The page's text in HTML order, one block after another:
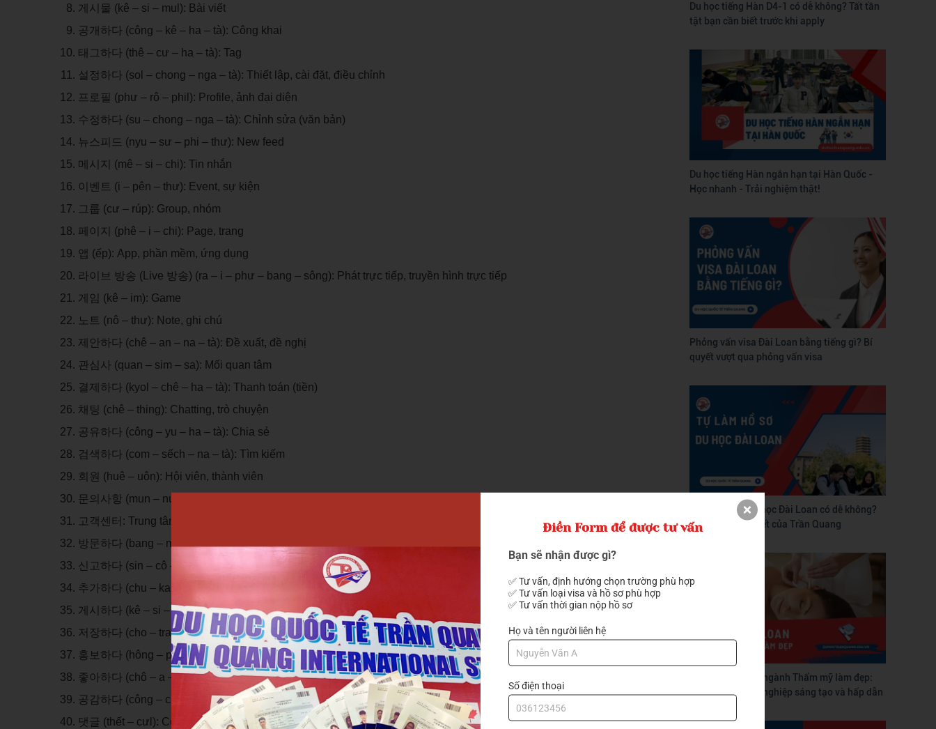
게시물 (kê – si – mul): Bài viết
공개하다 (công – kê – ha – tà): Công khai
태그하다 (thê – cư – ha – tà): Tag
설정하다 (sol – chong – nga – tà): Thiết lập, cài đặt, điều chỉnh
프로필 (phư – rô – phil): Profile, ảnh đại diện
수정하다 (su – chong – nga – tà): Chỉnh sửa (văn bản)
뉴스피드 (nyu – sư – phi – thư): New feed
메시지 (mê – si – chi): Tin nhắn
이벤트 (i – pên – thư): Event, sự kiện
그룹 (cư – rúp): Group, nhóm
페이지 (phê – i – chi): Page, trang
앱 (ếp): App, phần mềm, ứng dụng
라이브 방송 (Live 방송) (ra – i – phư – bang – sông): Phát trực tiếp, truyền hình trực tiếp
게임 (kê – im): Game
노트 (nô – thư): Note, ghi chú
제안하다 (chê – an – na – tà): Đề xuất, đề nghị
관심사 (quan – sim – sa): Mối quan tâm
결제하다 (kyol – chê – ha – tà): Thanh toán (tiền)
채팅 (chê – thing): Chatting, trò chuyện
공유하다 (công – yu – ha – tà): Chia sẻ
검색하다 (com – sếch – na – tà): Tìm kiếm
회원 (huê – uôn): Hội viên, thành viên
문의사항 (mun – nưl – sa – hang): Mục cần tư vấn, ý kiến
고객센터: Trung tâm khách hàng
방문하다 (bang – mun – na – tà): Ghé thăm
신고하다 (sin – cô – ha – tà): Tố cáo, báo cáo (vi phạm)
추가하다 (chu – ka – ha – tà): Thêm
게시하다 (kê – si – ha – tà): Đăng (bài viết/ảnh)
저장하다 (cho – trang – nga – tà): Lưu lại
홍보하다 (hông – pu – ha – tà): Quảng bá, pr
좋아하다 (chô – a – ha – tà): Thích (like)
공감하다 (công – cam – ma – tà): Đồng cảm
댓글 (thết – cưl): Comment, nhận xét
Du học tiếng Hàn D4-1 có dễ không? Tất tần
tật bạn cần biết trước khi apply
Du học tiếng Hàn ngắn hạn tại Hàn Quốc -
Học nhanh - Trải nghiệm thật!
Phỏng vấn visa Đài Loan bằng tiếng gì? Bí
quyết vượt qua phỏng vấn visa
Tự làm hồ sơ du học Đài Loan có dễ không?
Hướng dẫn chi tiết của Trần Quang
Du học Đài Loan ngành Thẩm mỹ làm đẹp:
Con đường nghề nghiệp sáng tạo và hấp dẫn
Điền Form để được tư vấn
Bạn sẽ nhận được gì?
✅ Tư vấn, định hướng chọn trường phù hợp
✅ Tư vấn loại visa và hồ sơ phù hợp
✅ Tư vấn thời gian nộp hồ sơ
Họ và tên người liên hệ
Số điện thoại